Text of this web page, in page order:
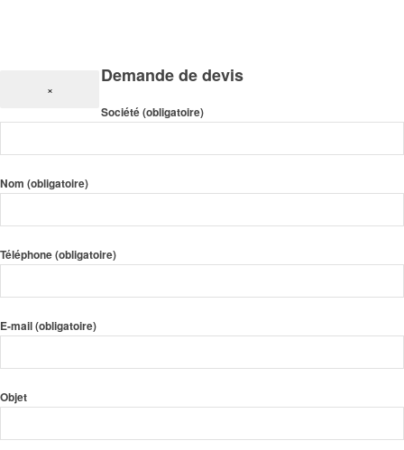
×
Demande de devis
Société (obligatoire)
Nom (obligatoire)
Téléphone (obligatoire)
E-mail (obligatoire)
Objet